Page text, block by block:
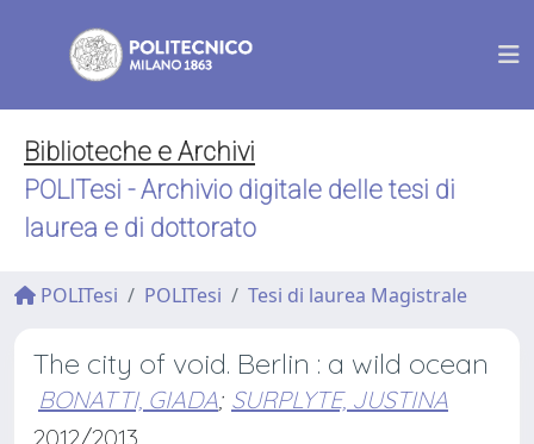
Biblioteche e Archivi
POLITesi - Archivio digitale delle tesi di
laurea e di dottorato
POLITesi POLITesi Tesi di laurea Magistrale
The city of void. Berlin : a wild ocean
BONATTI, GIADA; SURPLYTE, JUSTINA
2012/2013